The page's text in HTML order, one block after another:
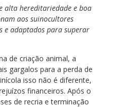
alta hereditariedade e boa
aos suinocultores
e adaptados para superar
de criação animal, a
gargalos para a perda de
isso não é diferente,
financeiros. Após o
de recria e terminação